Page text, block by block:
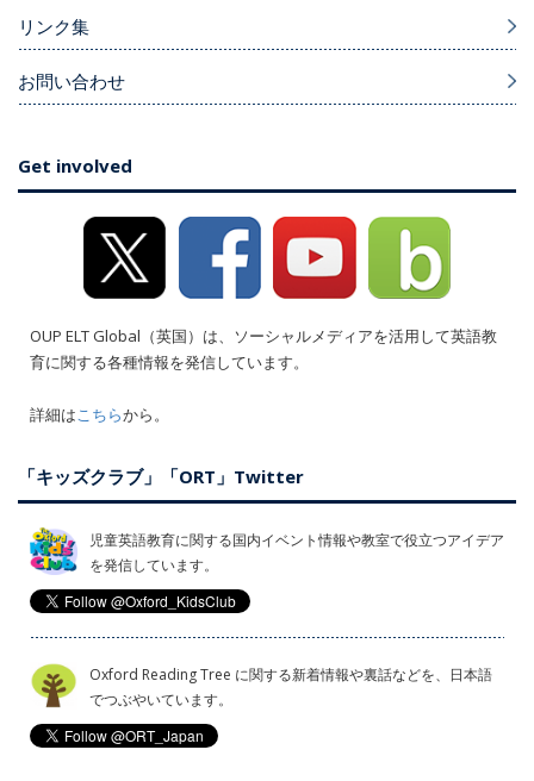
リンク集
お問い合わせ
Get involved
OUP ELT Global（英国）は、ソーシャルメディアを活用して英語教
育に関する各種情報を発信しています。
詳細はこちらから。
「キッズクラブ」「ORT」Twitter
児童英語教育に関する国内イベント情報や教室で役立つアイデア
を発信しています。
Oxford Reading Tree に関する新着情報や裏話などを、日本語
でつぶやいています。